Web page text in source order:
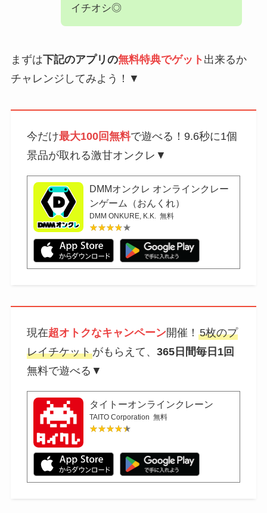
イチオシ◎
まずは下記のアプリの無料特典でゲット 出来るか
チャレンジしてみよう！▼
今だけ最大100回無料で遊べる！9.6秒に1個
景品が取れる激甘オンクレ▼
DMMオンクレ オンラインクレー
ンゲーム（おんくれ）
DMM ONKURE, K.K. 無料
★★★★★
★★★★★
現在超オトクなキャンペーン開催！ 5枚のプ
レイチケットがもらえて、 365日間毎日1回
無料で遊べる▼
タイトーオンラインクレーン
TAITO Corporation 無料
★★★★★
★★★★★